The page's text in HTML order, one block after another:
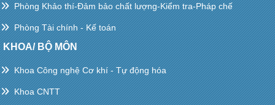
Phòng Khảo thí-Đảm bảo chất lượng-Kiểm tra-Pháp chế
Phòng Tài chính - Kế toán
KHOA/ BỘ MÔN
Khoa Công nghệ Cơ khí - Tự động hóa
Khoa CNTT